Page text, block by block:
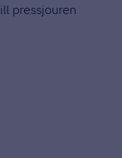
pressjouren